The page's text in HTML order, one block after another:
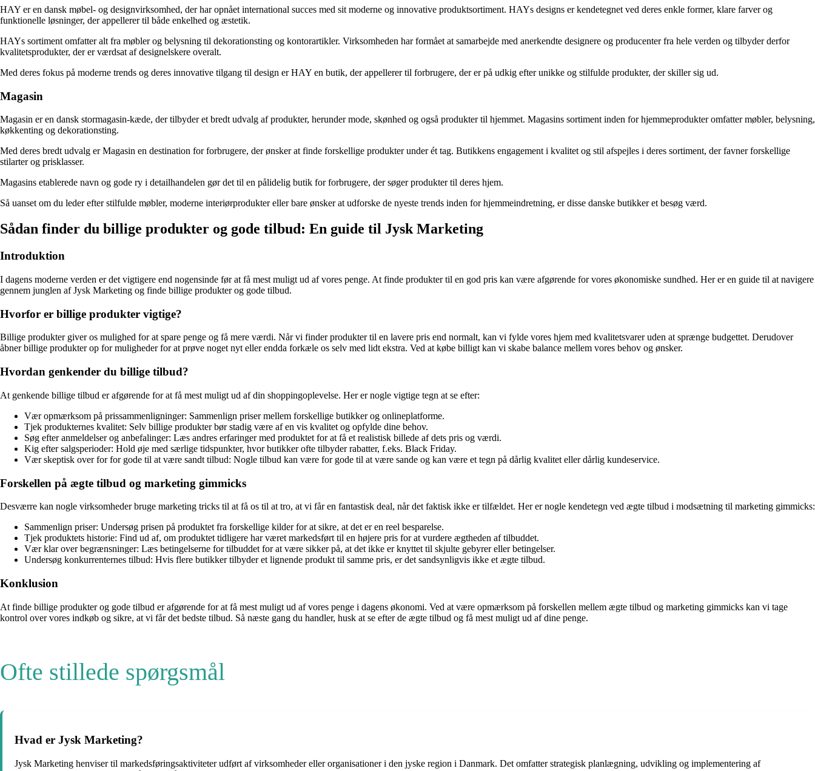
HAY er en dansk møbel- og designvirksomhed, der har opnået international succes med sit moderne og innovative produktsortiment. HAYs designs er kendetegnet ved deres enkle former, klare farver og
funktionelle løsninger, der appellerer til både enkelhed og æstetik.
HAYs sortiment omfatter alt fra møbler og belysning til dekorationsting og kontorartikler. Virksomheden har formået at samarbejde med anerkendte designere og producenter fra hele verden og tilbyder derfor
kvalitetsprodukter, der er værdsat af designelskere overalt.
Med deres fokus på moderne trends og deres innovative tilgang til design er HAY en butik, der appellerer til forbrugere, der er på udkig efter unikke og stilfulde produkter, der skiller sig ud.
Magasin
Magasin er en dansk stormagasin-kæde, der tilbyder et bredt udvalg af produkter, herunder mode, skønhed og også produkter til hjemmet. Magasins sortiment inden for hjemmeprodukter omfatter møbler, belysning,
køkkenting og dekorationsting.
Med deres bredt udvalg er Magasin en destination for forbrugere, der ønsker at finde forskellige produkter under ét tag. Butikkens engagement i kvalitet og stil afspejles i deres sortiment, der favner forskellige
stilarter og prisklasser.
Magasins etablerede navn og gode ry i detailhandelen gør det til en pålidelig butik for forbrugere, der søger produkter til deres hjem.
Så uanset om du leder efter stilfulde møbler, moderne interiørprodukter eller bare ønsker at udforske de nyeste trends inden for hjemmeindretning, er disse danske butikker et besøg værd.
Sådan finder du billige produkter og gode tilbud: En guide til Jysk Marketing
Introduktion
I dagens moderne verden er det vigtigere end nogensinde før at få mest muligt ud af vores penge. At finde produkter til en god pris kan være afgørende for vores økonomiske sundhed. Her er en guide til at navigere
gennem junglen af Jysk Marketing og finde billige produkter og gode tilbud.
Hvorfor er billige produkter vigtige?
Billige produkter giver os mulighed for at spare penge og få mere værdi. Når vi finder produkter til en lavere pris end normalt, kan vi fylde vores hjem med kvalitetsvarer uden at sprænge budgettet. Derudover
åbner billige produkter op for muligheder for at prøve noget nyt eller endda forkæle os selv med lidt ekstra. Ved at købe billigt kan vi skabe balance mellem vores behov og ønsker.
Hvordan genkender du billige tilbud?
At genkende billige tilbud er afgørende for at få mest muligt ud af din shoppingoplevelse. Her er nogle vigtige tegn at se efter:
Vær opmærksom på prissammenligninger: Sammenlign priser mellem forskellige butikker og onlineplatforme.
Tjek produkternes kvalitet: Selv billige produkter bør stadig være af en vis kvalitet og opfylde dine behov.
Søg efter anmeldelser og anbefalinger: Læs andres erfaringer med produktet for at få et realistisk billede af dets pris og værdi.
Kig efter salgsperioder: Hold øje med særlige tidspunkter, hvor butikker ofte tilbyder rabatter, f.eks. Black Friday.
Vær skeptisk over for for gode til at være sandt tilbud: Nogle tilbud kan være for gode til at være sande og kan være et tegn på dårlig kvalitet eller dårlig kundeservice.
Forskellen på ægte tilbud og marketing gimmicks
Desværre kan nogle virksomheder bruge marketing tricks til at få os til at tro, at vi får en fantastisk deal, når det faktisk ikke er tilfældet. Her er nogle kendetegn ved ægte tilbud i modsætning til marketing gimmicks:
Sammenlign priser: Undersøg prisen på produktet fra forskellige kilder for at sikre, at det er en reel besparelse.
Tjek produktets historie: Find ud af, om produktet tidligere har været markedsført til en højere pris for at vurdere ægtheden af tilbuddet.
Vær klar over begrænsninger: Læs betingelserne for tilbuddet for at være sikker på, at det ikke er knyttet til skjulte gebyrer eller betingelser.
Undersøg konkurrenternes tilbud: Hvis flere butikker tilbyder et lignende produkt til samme pris, er det sandsynligvis ikke et ægte tilbud.
Konklusion
At finde billige produkter og gode tilbud er afgørende for at få mest muligt ud af vores penge i dagens økonomi. Ved at være opmærksom på forskellen mellem ægte tilbud og marketing gimmicks kan vi tage
kontrol over vores indkøb og sikre, at vi får det bedste tilbud. Så næste gang du handler, husk at se efter de ægte tilbud og få mest muligt ud af dine penge.
Ofte stillede spørgsmål
Hvad er Jysk Marketing?
Jysk Marketing henviser til markedsføringsaktiviteter udført af virksomheder eller organisationer i den jyske region i Danmark. Det omfatter strategisk planlægning, udvikling og implementering af